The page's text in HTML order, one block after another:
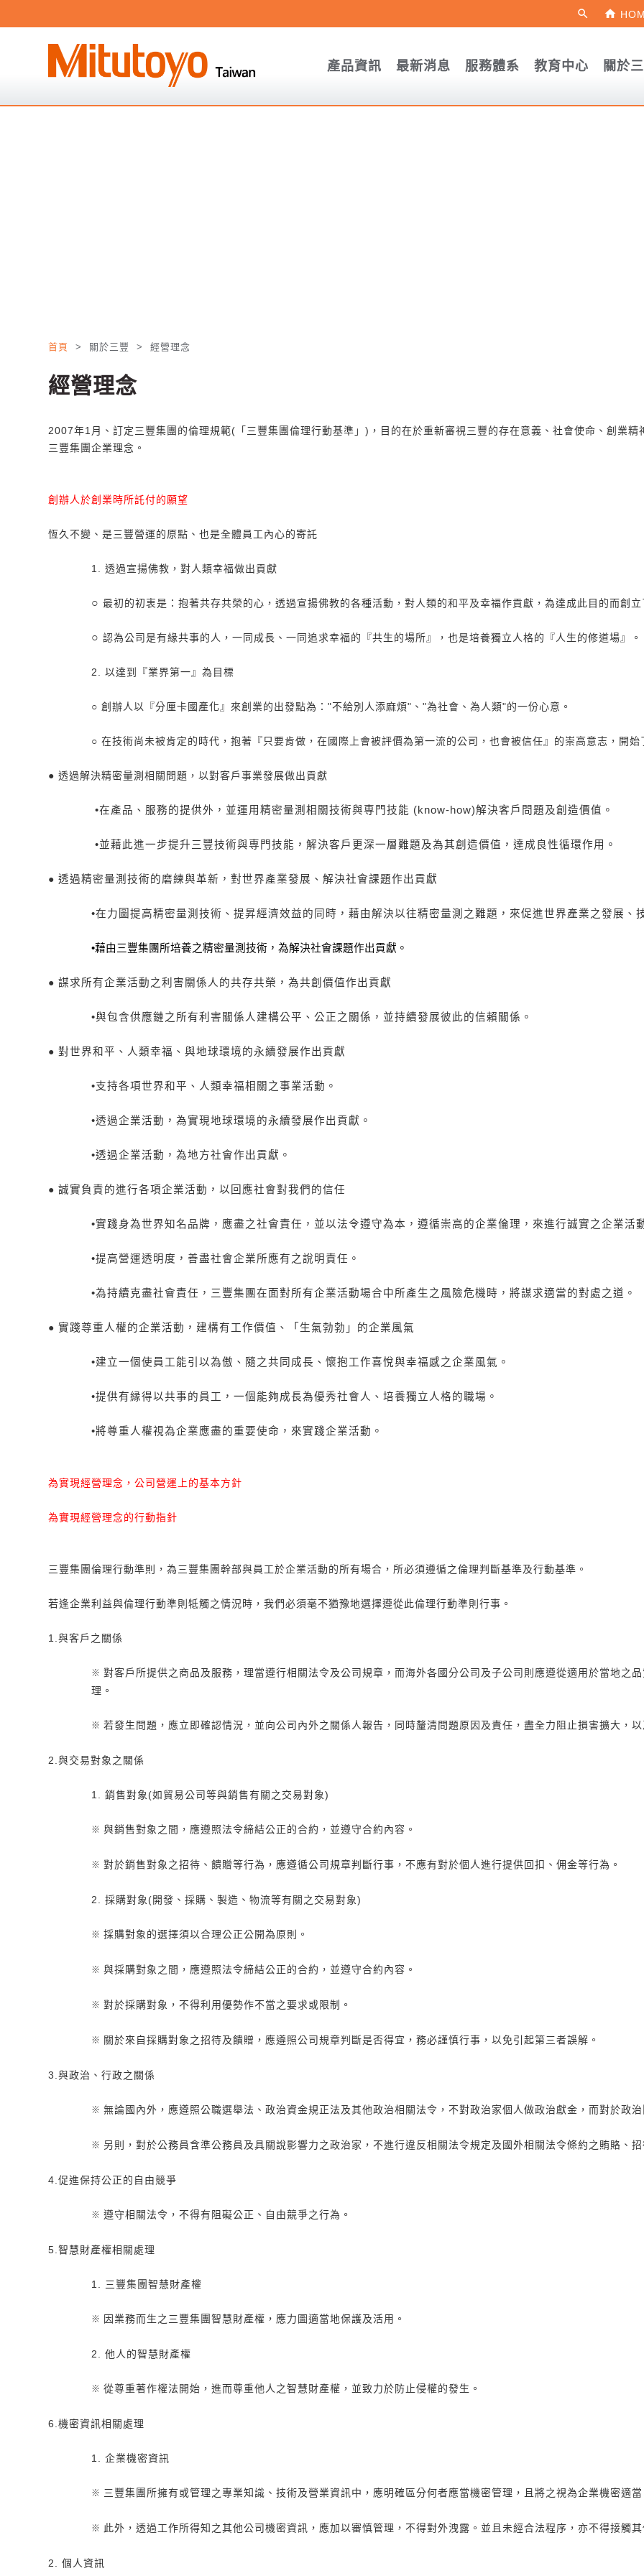
search home
產品資訊 最新消息 服務體系 教育中心 關於
首頁 > 關於三豐 > 經營理念
經營理念
2007年1月、訂定三豐集團的倫理規範(「三豐集團倫理行動基準」)，目的在於重新審視三豐的存在意義、社會使命、創業
三豐集團企業理念。
創辦人於創業時所託付的願望
恆久不變、是三豐營運的原點、也是全體員工內心的寄託
1. 透過宣揚佛教，對人類幸福做出貢獻
○最初的初衷是：抱著共存共榮的心，透過宣揚佛教的各種活動，對人類的和平及幸福作貢獻，為達成此目的而創
○認為公司是有緣共事的人，一同成長、一同追求幸福的『共生的場所』，也是培養獨立人格的『人生的修道場』。
2. 以達到『業界第一』為目標
○ 創辦人以『分厘卡國產化』來創業的出發點為："不給別人添麻煩"、"為社會、為人類"的一份心意。
○ 在技術尚未被肯定的時代，抱著『只要肯做，在國際上會被評價為第一流的公司，也會被信任』的崇高意志，開始
●透過解決精密量測相關問題，以對客戶事業發展做出貢獻
•在產品、服務的提供外，並運用精密量測相關技術與専門技能 (know-how)解決客戶問題 及創造價值。
•並藉此進一步提升三豐技術與専門技能，解決客戶更深一層難題及為其創造價值，達成良性循環作用。
●透過精密量測技術的磨練與革新，對世界產業發展、解決社會課題作出貢獻
•在力圖提高精密量測技術、提昇經濟效益的同時，藉由解決以往精密量測之難題，來促進世界產業之發展、
•藉由三豐集團所培養之精密量測技術，為解決社會課題作出貢獻。
●謀求所有企業活動之利害關係人的共存共榮，為共創價值作出貢獻
•與包含供應鏈之所有利害關係人建構公平、公正之關係，並持續發展彼此的信賴關係。
●對世界和平、人類幸福、與地球環境的永續發展作出貢獻
•支持各項世界和平、人類幸福相關之事業活動。
•透過企業活動，為實現地球環境的永續發展作出貢獻。
•透過企業活動，為地方社會作出貢獻。
●誠實負責的進行各項企業活動，以回應社會對我們的信任
•實踐身為世界知名品牌，應盡之社會責任，並以法令遵守為本，遵循崇高的企業倫理，來進行誠實之企業活
•提高營運透明度，善盡社會企業所應有之說明責任。
•為持續克盡社會責任，三豐集團在面對所有企業活動場合中所產生之風險危機時，將謀求適當的對處之道。
●實踐尊重人權的企業活動，建構有工作價值、「生氣勃勃」的企業風氣
•建立一個使員工能引以為傲、隨之共同成長、懷抱工作喜悅與幸福感之企業風氣。
•提供有縁得以共事的員工，一個能夠成長為優秀社會人、培養獨立人格的職場。
•將尊重人權視為企業應盡的重要使命，來實踐企業活動。
為實現經營理念，公司營運上的基本方針
為實現經營理念的行動指針
三豐集團倫理行動準則，為三豐集團幹部與員工於企業活動的所有場合，所必須遵循之倫理判斷基準及行動基準。
若逢企業利益與倫理行動準則牴觸之情況時，我們必須毫不猶豫地選擇遵從此倫理行動準則行事。
1.與客戶之關係
※對客戶所提供之商品及服務，理當遵行相關法令及公司規章，而海外各國分公司及子公司則應遵從適用於當地之
理。
※若發生問題，應立即確認情況，並向公司內外之關係人報告，同時釐清問題原因及責任，盡全力阻止損害擴大，
2.與交易對象之關係
1. 銷售對象(如貿易公司等與銷售有關之交易對象)
※與銷售對象之間，應遵照法令締結公正的合約，並遵守合約內容。
※對於銷售對象之招待、饋贈等行為，應遵循公司規章判斷行事，不應有對於個人進行提供回扣、佣金等行為。
2. 採購對象(開發、採購、製造、物流等有關之交易對象)
※採購對象的選擇須以合理公正公開為原則。
※與採購對象之間，應遵照法令締結公正的合約，並遵守合約內容。
※對於採購對象，不得利用優勢作不當之要求或限制。
※ 關於來自採購對象之招待及饋贈，應遵照公司規章判斷是否得宜，務必謹慎行事，以免引起第三者誤解。
3.與政治、行政之關係
※無論國內外，應遵照公職選舉法、政治資金規正法及其他政治相關法令，不對政治家個人做政治獻金，而對於政
※ 另則，對於公務員含準公務員及具關說影響力之政治家，不進行違反相關法令規定及國外相關法令條約之賄賂、
4.促進保持公正的自由競爭
※遵守相關法令，不得有阻礙公正、自由競爭之行為。
5.智慧財產權相關處理
1. 三豐集團智慧財產權
※ 因業務而生之三豐集團智慧財產權，應力圖適當地保護及活用。
2. 他人的智慧財產權
※從尊重著作權法開始，進而尊重他人之智慧財產權，並致力於防止侵權的發生。
6.機密資訊相關處理
1. 企業機密資訊
※ 三豐集團所擁有或管理之專業知識、技術及營業資訊中，應明確區分何者應當機密管理，且將之視為企業機密適
※ 此外，透過工作所得知之其他公司機密資訊，應加以審慎管理，不得對外洩露。並且未經合法程序，亦不得接觸
2. 個人資訊